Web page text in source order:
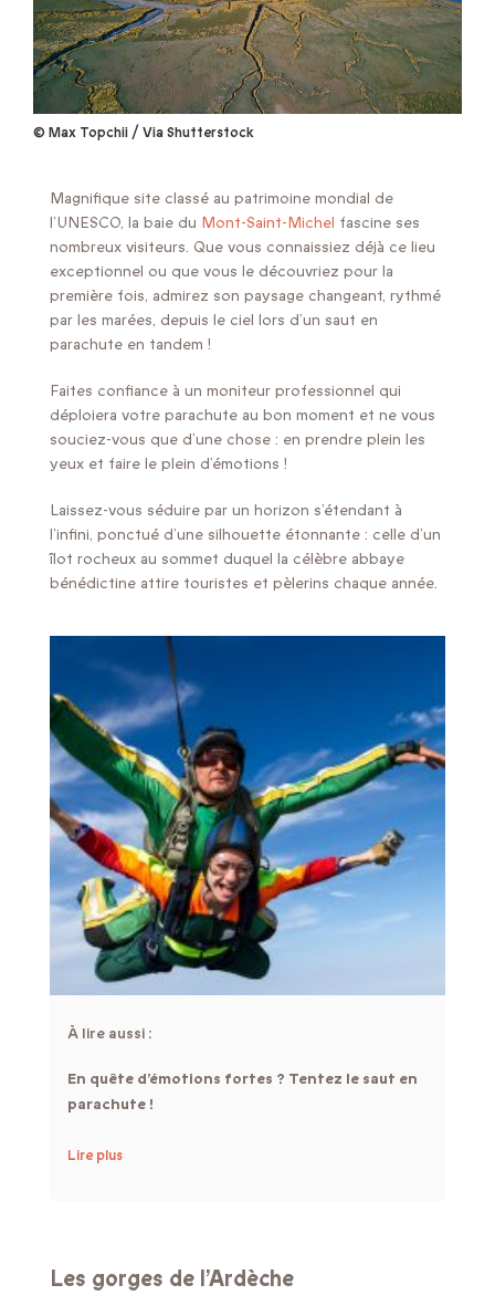
© Max Topchii / Via Shutterstock
Magnifique site classé au patrimoine mondial de
l’UNESCO, la baie du Mont-Saint-Michel fascine ses
nombreux visiteurs. Que vous connaissiez déjà ce lieu
exceptionnel ou que vous le découvriez pour la
première fois, admirez son paysage changeant, rythmé
par les marées, depuis le ciel lors d’un saut en
parachute en tandem !
Faites confiance à un moniteur professionnel qui
déploiera votre parachute au bon moment et ne vous
souciez-vous que d’une chose : en prendre plein les
yeux et faire le plein d’émotions !
Laissez-vous séduire par un horizon s’étendant à
l’infini, ponctué d’une silhouette étonnante : celle d’un
îlot rocheux au sommet duquel la célèbre abbaye
bénédictine attire touristes et pèlerins chaque année.
À lire aussi :
En quête d’émotions fortes ? Tentez le saut en
parachute !
Lire plus
Les gorges de l’Ardèche